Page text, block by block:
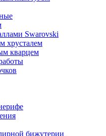
Swarovski
хрусталем
кварцем
бижутерии